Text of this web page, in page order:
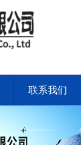
联系我们